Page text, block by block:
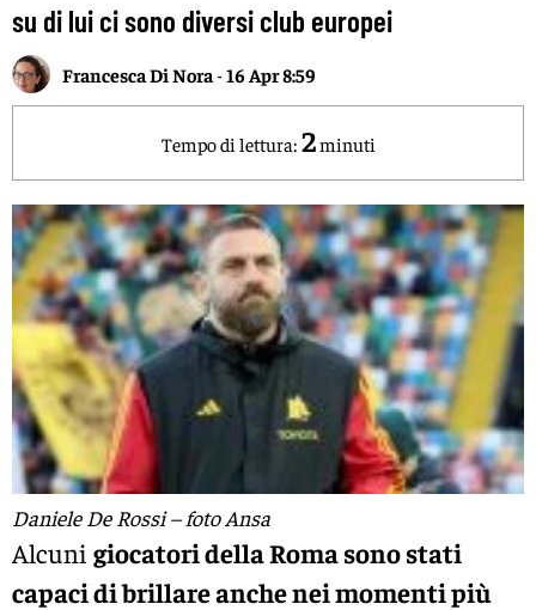
su di lui ci sono diversi club europei
Francesca Di Nora -16 Apr 8:59
Tempo di lettura: 2minuti
Daniele De Rossi – foto Ansa
Alcuni giocatori della Roma sono stati
capaci di brillare anche nei momenti più